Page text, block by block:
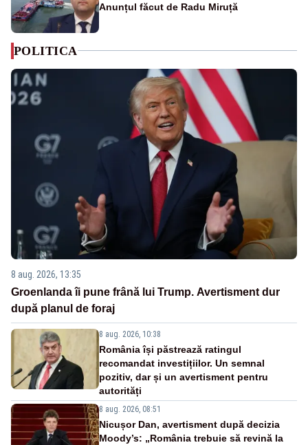
Anunțul făcut de Radu Miruță
POLITICA
8 aug. 2026, 13:35
Groenlanda îi pune frână lui Trump. Avertisment dur
după planul de foraj
8 aug. 2026, 10:38
România își păstrează ratingul
recomandat investițiilor. Un semnal
pozitiv, dar și un avertisment pentru
autorități
8 aug. 2026, 08:51
Nicușor Dan, avertisment după decizia
Moody’s: „România trebuie să revină la